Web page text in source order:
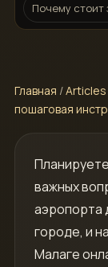
Почему стоит
Главная /Articles
пошаговая
важных
аэропорта
городе, и
Малаге